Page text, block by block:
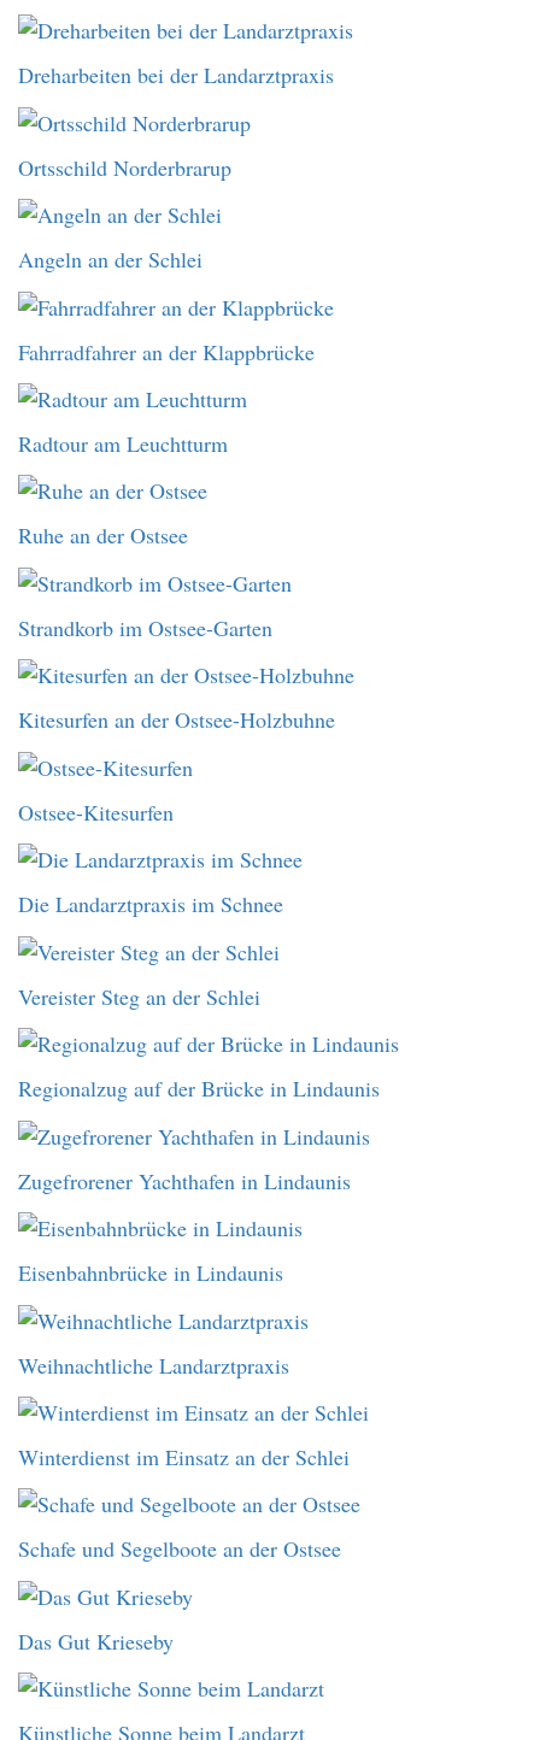
Dreharbeiten bei der Landarztpraxis
Ortsschild Norderbrarup
Angeln an der Schlei
Fahrradfahrer an der Klappbrücke
Radtour am Leuchtturm
Ruhe an der Ostsee
Strandkorb im Ostsee-Garten
Kitesurfen an der Ostsee-Holzbuhne
Ostsee-Kitesurfen
Die Landarztpraxis im Schnee
Vereister Steg an der Schlei
Regionalzug auf der Brücke in Lindaunis
Zugefrorener Yachthafen in Lindaunis
Eisenbahnbrücke in Lindaunis
Weihnachtliche Landarztpraxis
Winterdienst im Einsatz an der Schlei
Schafe und Segelboote an der Ostsee
Das Gut Krieseby
Künstliche Sonne beim Landarzt